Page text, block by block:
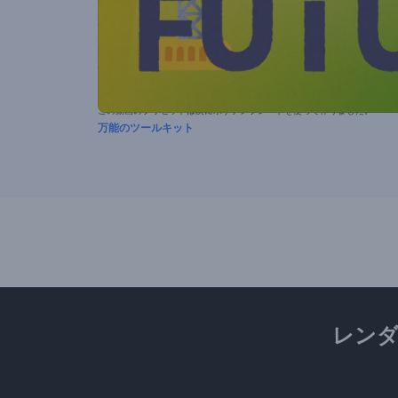
この動画のプリセットは次に示すテンプレートを使って作りました。
万能のツールキット
レン